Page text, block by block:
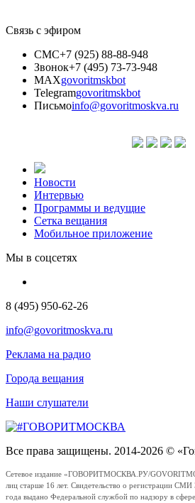
Связь с эфиром
СМС+7 (925) 88-88-948
Звонок+7 (495) 73-73-948
MAXgovoritmskbot
Telegramgovoritmskbot
Письмоinfo@govoritmoskva.ru
Новости
Интервью
Программы и ведущие
Сетка вещания
Мобильное приложение
Мы в соцсетях
8 (495) 950-62-26
info@govoritmoskva.ru
Реклама на радио
Города вещания
Наши слушатели
Все права защищены. 2014-2026 ©
Сетевое издание «ГОВОРИТМОСКВА.РУ/
лиц старше 16 лет. Свидетельство о регистрации
года выдано Федеральной службой по надзору в